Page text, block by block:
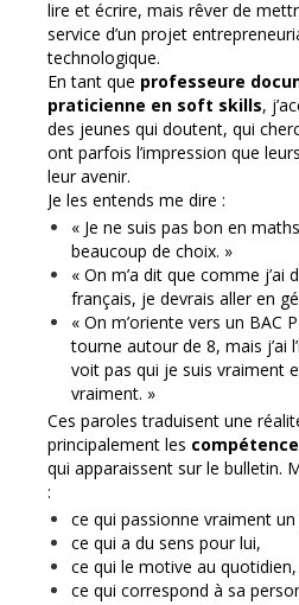
lire et écrire, mais rêver de
service d’un projet
technologique.
En tant que professeure
praticienne en soft skills,
des jeunes qui doutent, qui
ont parfois l’impression que
leur avenir.
Je les entends me dire :
« Je ne suis pas bon en
beaucoup de choix. »
« On m’a dit que comme j’ai
français, je devrais aller en
« On m’oriente vers un BAC
tourne autour de 8, mais j’ai
voit pas qui je suis vraiment
vraiment. »
Ces paroles traduisent une
principalement les
qui apparaissent sur le bulletin.
:
ce qui passionne vraiment
ce qui a du sens pour lui,
ce qui le motive au quotidien,
ce qui correspond à sa